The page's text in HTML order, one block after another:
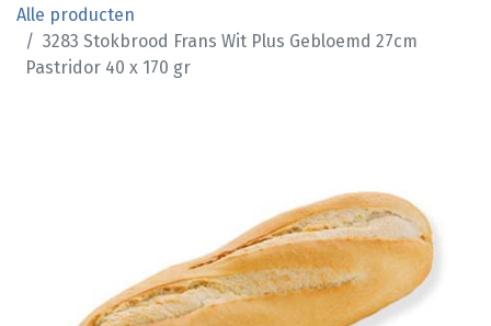
Alle producten
3283 Stokbrood Frans Wit Plus Gebloemd 27cm
Pastridor 40 x 170 gr